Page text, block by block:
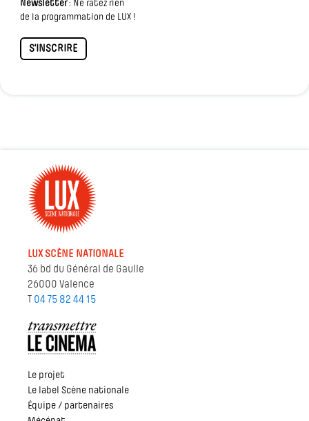
Newsletter: Ne ratez rien
de la programmation de LUX !
S'INSCRIRE
LUX SCÈNE NATIONALE
36 bd du Général de Gaulle
26000 Valence
T 04 75 82 44 15
Le projet
Le label Scène nationale
Équipe / partenaires